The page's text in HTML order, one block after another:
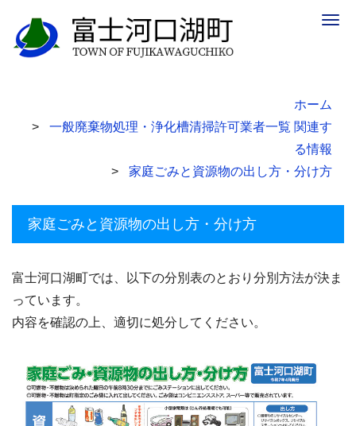
ホーム
一般廃棄物処理・浄化槽清掃許可業者一覧 関連す
る情報
家庭ごみと資源物の出し方・分け方
家庭ごみと資源物の出し方・分け方
富士河口湖町では、以下の分別表のとおり分別方法が決ま
っています。
内容を確認の上、適切に処分してください。